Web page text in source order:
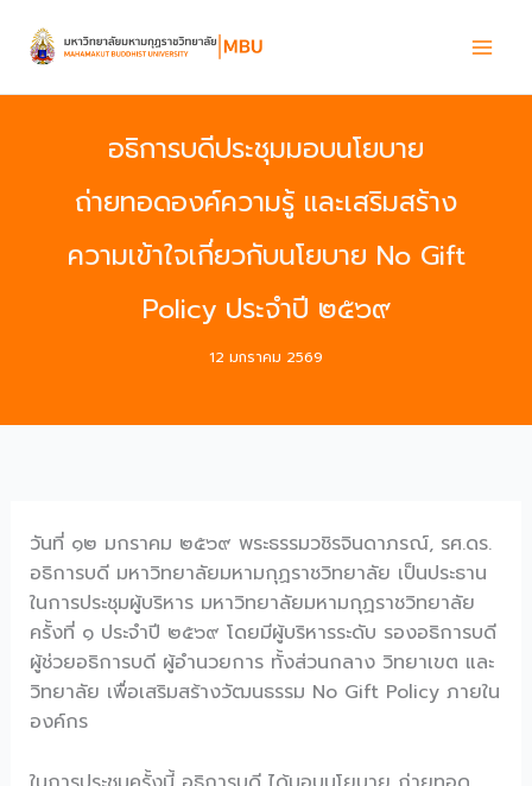
content
อธิการบดีประชุมมอบนโยบาย
ถ่ายทอดองค์ความรู้ และเสริมสร้าง
ความเข้าใจเกี่ยวกับนโยบาย No Gift
Policy ประจำปี ๒๕๖๙
12 มกราคม 2569
วันที่ ๑๒ มกราคม ๒๕๖๙ พระธรรมวชิรจินดาภรณ์, รศ.ดร.
อธิการบดี มหาวิทยาลัยมหามกุฏราชวิทยาลัย เป็นประธาน
ในการประชุมผู้บริหาร มหาวิทยาลัยมหามกุฏราชวิทยาลัย
ครั้งที่ ๑ ประจำปี ๒๕๖๙ โดยมีผู้บริหารระดับ รองอธิการบดี
ผู้ช่วยอธิการบดี ผู้อำนวยการ ทั้งส่วนกลาง วิทยาเขต และ
วิทยาลัย เพื่อเสริมสร้างวัฒนธรรม No Gift Policy ภายใน
องค์กร